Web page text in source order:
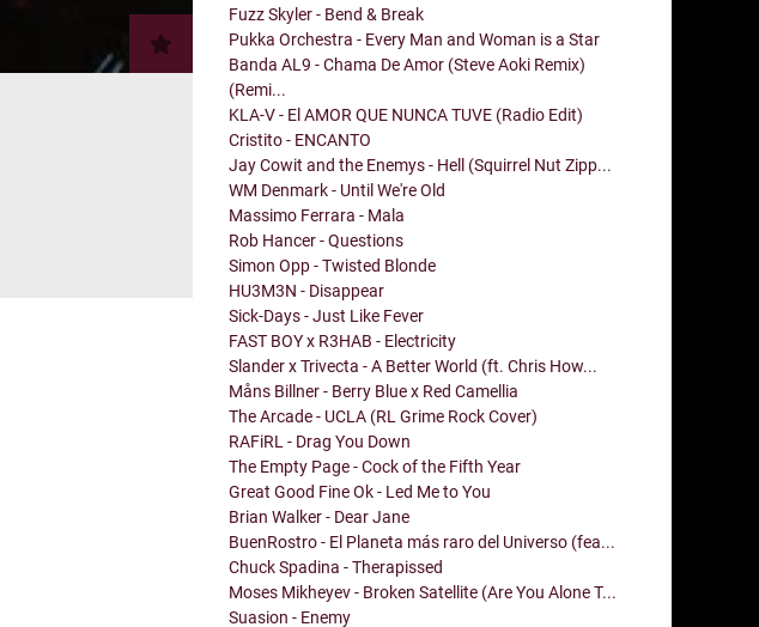
Fuzz Skyler - Bend & Break
Pukka Orchestra - Every Man and Woman is a Star
Banda AL9 - Chama De Amor (Steve Aoki Remix)
(Remi...
KLA-V - El AMOR QUE NUNCA TUVE (Radio Edit)
Cristito - ENCANTO
Jay Cowit and the Enemys - Hell (Squirrel Nut Zipp...
WM Denmark - Until We're Old
Massimo Ferrara - Mala
Rob Hancer - Questions
Simon Opp - Twisted Blonde
HU3M3N - Disappear
Sick-Days - Just Like Fever
FAST BOY x R3HAB - Electricity
Slander x Trivecta - A Better World (ft. Chris How...
Måns Billner - Berry Blue x Red Camellia
The Arcade - UCLA (RL Grime Rock Cover)
RAFiRL - Drag You Down
The Empty Page - Cock of the Fifth Year
Great Good Fine Ok - Led Me to You
Brian Walker - Dear Jane
BuenRostro - El Planeta más raro del Universo (fea...
Chuck Spadina - Therapissed
Moses Mikheyev - Broken Satellite (Are You Alone T...
Suasion - Enemy